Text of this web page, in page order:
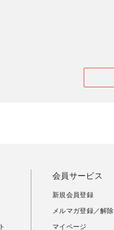
会員サービス
新規会員登録
メルマガ登録／解除
マイページ